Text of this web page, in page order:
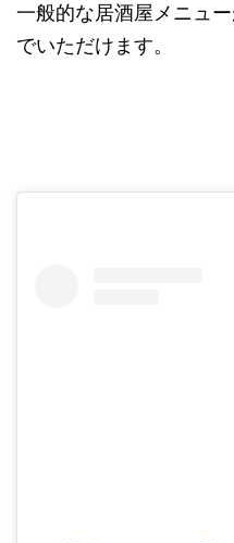
一般的な居酒屋メニュ
でいただけます。